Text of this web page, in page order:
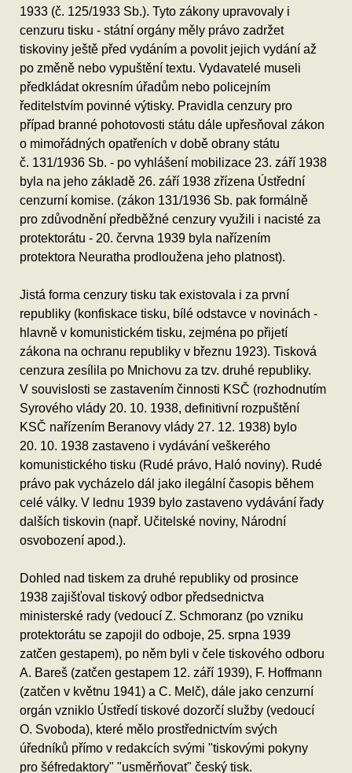
1933 (č. 125/1933 Sb.). Tyto zákony upravovaly i
cenzuru tisku - státní orgány měly právo zadržet
tiskoviny ještě před vydáním a povolit jejich vydání až
po změně nebo vypuštění textu. Vydavatelé museli
předkládat okresním úřadům nebo policejním
ředitelstvím povinné výtisky. Pravidla cenzury pro
případ branné pohotovosti státu dále upřesňoval zákon
o mimořádných opatřeních v době obrany státu
č. 131/1936 Sb. - po vyhlášení mobilizace 23. září 1938
byla na jeho základě 26. září 1938 zřízena Ústřední
cenzurní komise. (zákon 131/1936 Sb. pak formálně
pro zdůvodnění předběžné cenzury využili i nacisté za
protektorátu - 20. června 1939 byla nařízením
protektora Neuratha prodloužena jeho platnost).
Jistá forma cenzury tisku tak existovala i za první
republiky (konfiskace tisku, bílé odstavce v novinách -
hlavně v komunistickém tisku, zejména po přijetí
zákona na ochranu republiky v březnu 1923). Tisková
cenzura zesílila po Mnichovu za tzv. druhé republiky.
V souvislosti se zastavením činnosti KSČ (rozhodnutím
Syrového vlády 20. 10. 1938, definitivní rozpuštění
KSČ nařízením Beranovy vlády 27. 12. 1938) bylo
20. 10. 1938 zastaveno i vydávání veškerého
komunistického tisku (Rudé právo, Haló noviny). Rudé
právo pak vycházelo dál jako ilegální časopis během
celé války. V lednu 1939 bylo zastaveno vydávání řady
dalších tiskovin (např. Učitelské noviny, Národní
osvobození apod.).
Dohled nad tiskem za druhé republiky od prosince
1938 zajišťoval tiskový odbor předsednictva
ministerské rady (vedoucí Z. Schmoranz (po vzniku
protektorátu se zapojil do odboje, 25. srpna 1939
zatčen gestapem), po něm byli v čele tiskového odboru
A. Bareš (zatčen gestapem 12. září 1939), F. Hoffmann
(zatčen v květnu 1941) a C. Melč), dále jako cenzurní
orgán vzniklo Ústředí tiskové dozorčí služby (vedoucí
O. Svoboda), které mělo prostřednictvím svých
úředníků přímo v redakcích svými "tiskovými pokyny
pro šéfredaktory" "usměrňovat" český tisk.